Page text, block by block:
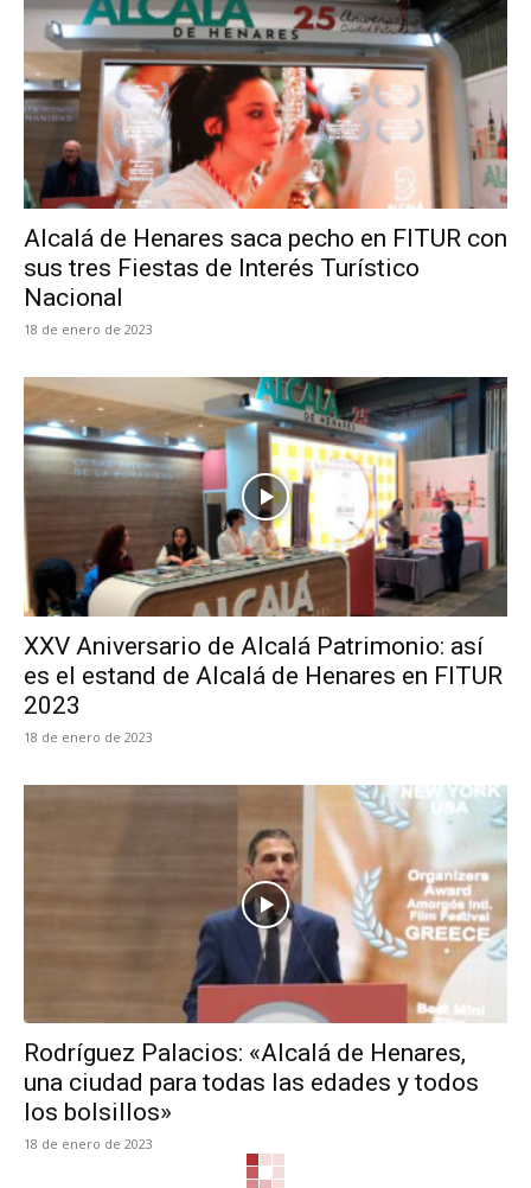
Alcalá de Henares saca pecho en FITUR con
sus tres Fiestas de Interés Turístico
Nacional
18 de enero de 2023
XXV Aniversario de Alcalá Patrimonio: así
es el estand de Alcalá de Henares en FITUR
2023
18 de enero de 2023
Rodríguez Palacios: «Alcalá de Henares,
una ciudad para todas las edades y todos
los bolsillos»
18 de enero de 2023